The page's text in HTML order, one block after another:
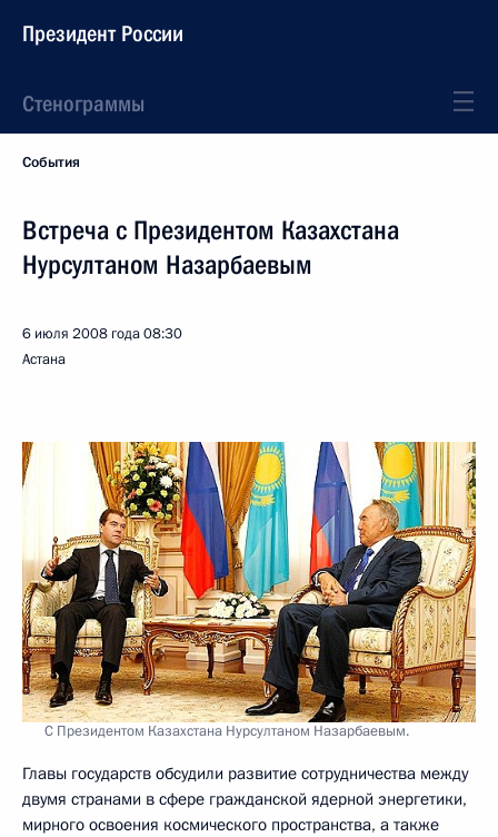
Президент России
Стенограммы
События
Встреча с Президентом Казахстана
Нурсултаном Назарбаевым
6 июля 2008 года08:30
Астана
С Президентом Казахстана Нурсултаном Назарбаевым.
Главы государств обсудили развитие сотрудничества между
двумя странами в сфере гражданской ядерной энергетики,
мирного освоения космического пространства, а также